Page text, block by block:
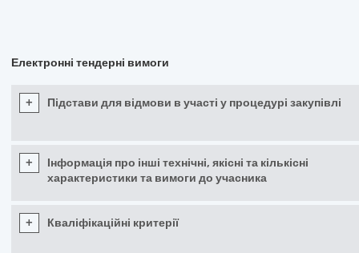
Електронні тендерні вимоги
+ Підстави для відмови в участі у процедурі закупівлі
+
Інформація про інші технічні, якісні та кількісні
характеристики та вимоги до учасника
+ Кваліфікаційні критерії